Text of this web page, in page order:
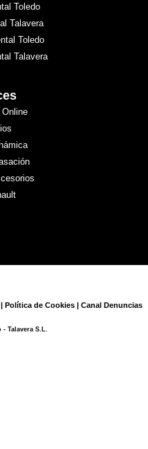
Toledo
Talavera
Toledo
Talavera
| Política de Cookies | Canal Denuncias
- Talavera S.L.